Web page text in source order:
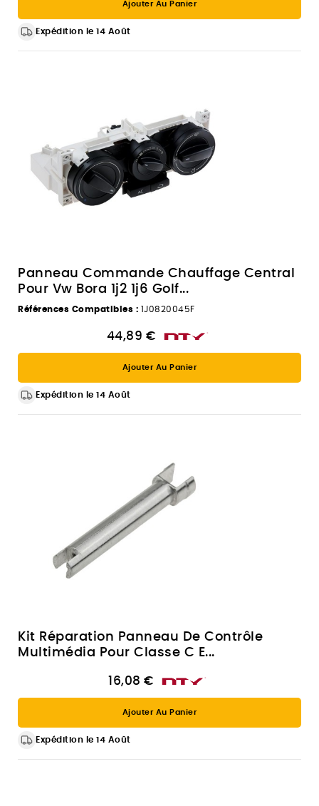
Ajouter Au Panier
Expédition le 14 Août
Panneau Commande Chauffage Central
Pour Vw Bora 1j2 1j6 Golf...
Références Compatibles : 1J0820045F
44,89 €
Ajouter Au Panier
Expédition le 14 Août
Kit Réparation Panneau De Contrôle
Multimédia Pour Classe C E...
16,08 €
Ajouter Au Panier
Expédition le 14 Août